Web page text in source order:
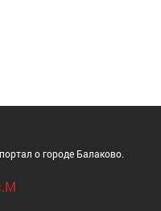
о городе Балаково.